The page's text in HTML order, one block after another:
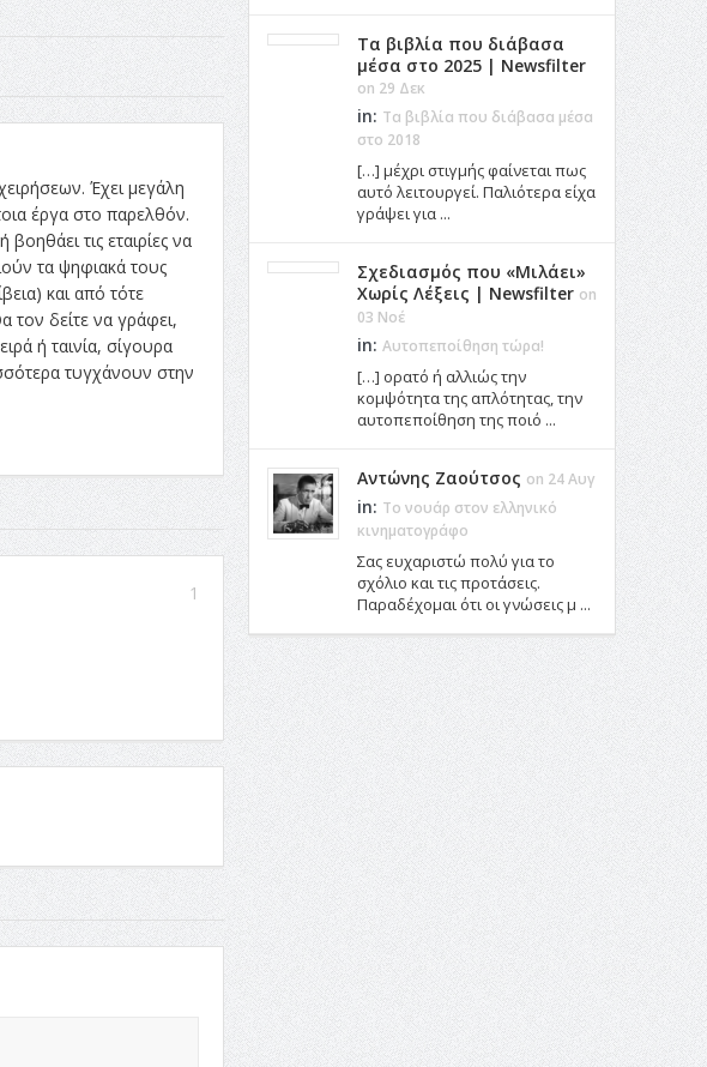
Έχει μεγάλη
έργα στο παρελθόν.
τις εταιρίες να
τα ψηφιακά τους
και από τότε
τον δείτε να γράφει,
ή ταινία, σίγουρα
τυγχάνουν στην
1
Τα βιβλία που διάβασα
μέσα στο 2025 | Newsfilter
on 29 Δεκ
in: Τα βιβλία που διάβασα μέσα
στο 2018
[…] μέχρι στιγμής φαίνεται πως
αυτό λειτουργεί. Παλιότερα είχα
γράψει για ...
Σχεδιασμός που «Μιλάει»
Χωρίς Λέξεις | Newsfilter on
03 Νοέ
in: Αυτοπεποίθηση τώρα!
[…] ορατό ή αλλιώς την
κομψότητα της απλότητας, την
αυτοπεποίθηση της ποιό ...
Αντώνης Ζαούτσος on 24 Αυγ
in: Το νουάρ στον ελληνικό
κινηματογράφο
Σας ευχαριστώ πολύ για το
σχόλιο και τις προτάσεις.
Παραδέχομαι ότι οι γνώσεις μ ...